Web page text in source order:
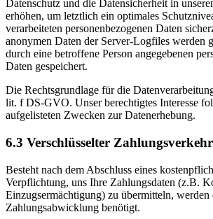
Datenschutz und die Datensicherheit in
erhöhen, um letztlich ein optimales
verarbeiteten personenbezogenen Daten
anonymen Daten der Server-Logfiles werden
durch eine betroffene Person angegebenen
Daten gespeichert.
Die Rechtsgrundlage für die
lit. f DS-GVO. Unser berechtigtes Interesse
aufgelisteten Zwecken zur Datenerhebung.
6.3 Verschlüsselter Zahlungsverkehr
Besteht nach dem Abschluss eines
Verpflichtung, uns Ihre Zahlungsdaten (z.B.
Einzugsermächtigung) zu übermitteln, werden
Zahlungsabwicklung benötigt.